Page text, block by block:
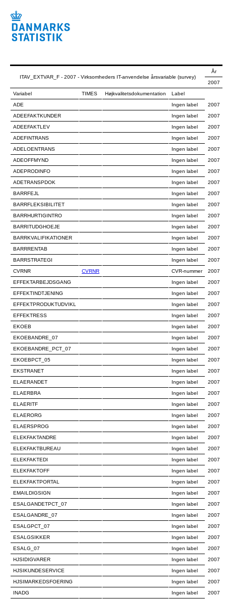
ITAV_EXTVAR_F - 2007 - Virksomheders IT-anvendelse årsvariable (survey)
År
2007
Variabel
TIMES Højkvalitetsdokumentation
Label
2007
ADE
Ingen label
ADEEFAKTKUNDER
Ingen label
2007
ADEEFAKTLEV
Ingen label
2007
ADEFINTRANS
Ingen label
2007
ADELOENTRANS
Ingen label
2007
ADEOFFMYND
Ingen label
2007
ADEPRODINFO
Ingen label
2007
ADETRANSPDOK
Ingen label
2007
BARRFEJL
Ingen label
2007
BARRFLEKSIBILITET
Ingen label
2007
BARRHURTIGINTRO
Ingen label
2007
BARRITUDGHOEJE
Ingen label
2007
BARRKVALIFIKATIONER
Ingen label
2007
BARRRENTAB
Ingen label
2007
BARRSTRATEGI
Ingen label
2007
CVRNR
CVRNR CVR-nummer
2007
EFFEKTARBEJDSGANG
Ingen label
2007
EFFEKTINDTJENING
Ingen label
2007
EFFEKTPRODUKTUDVIKL
Ingen label
2007
EFFEKTRESS
Ingen label
2007
EKOEB
Ingen label
2007
EKOEBANDRE_07
Ingen label
2007
EKOEBANDRE_PCT_07
Ingen label
2007
EKOEBPCT_05
Ingen label
2007
EKSTRANET
Ingen label
2007
ELAERANDET
Ingen label
2007
ELAERBRA
Ingen label
2007
ELAERITF
Ingen label
2007
ELAERORG
Ingen label
2007
ELAERSPROG
Ingen label
2007
ELEKFAKTANDRE
Ingen label
2007
ELEKFAKTBUREAU
Ingen label
2007
ELEKFAKTEDI
Ingen label
2007
ELEKFAKTOFF
Ingen label
2007
ELEKFAKTPORTAL
Ingen label
2007
EMAILDIGSIGN
Ingen label
2007
ESALGANDETPCT_07
Ingen label
2007
ESALGANDRE_07
Ingen label
2007
ESALGPCT_07
Ingen label
2007
ESALGSIKKER
Ingen label
2007
ESALG_07
Ingen label
2007
HJSIDIGVARER
Ingen label
2007
HJSIKUNDESERVICE
Ingen label
2007
HJSIMARKEDSFOERING
Ingen label
2007
INADG
Ingen label
2007